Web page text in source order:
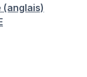
(anglais)